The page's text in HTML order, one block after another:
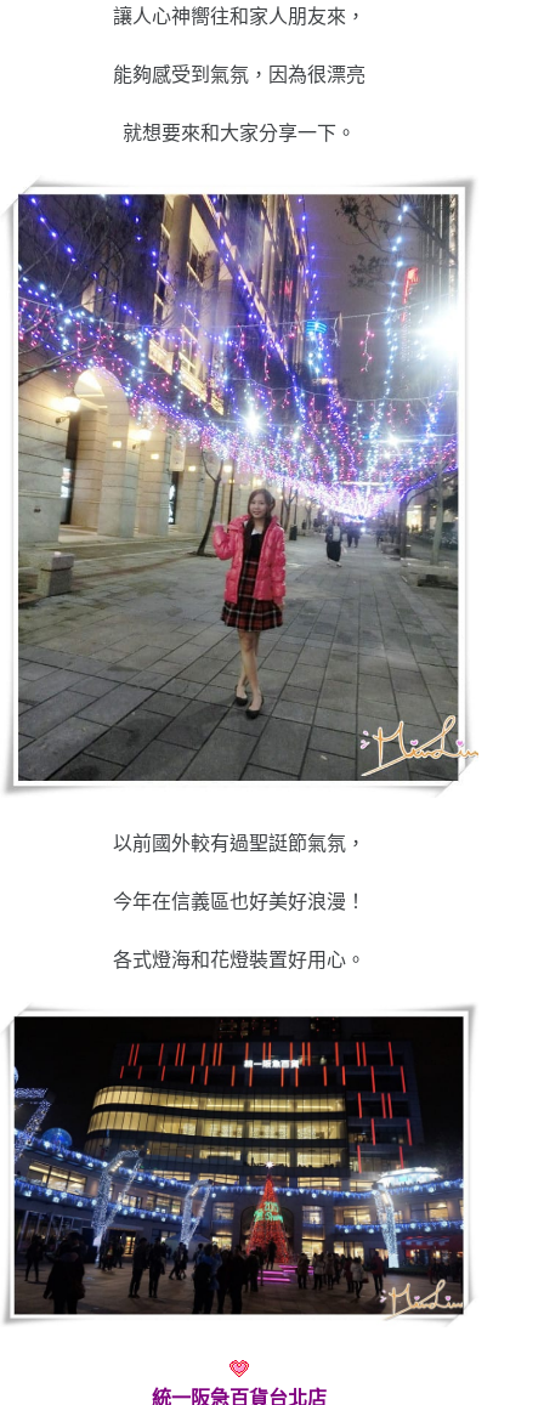
讓人心神嚮往和家人朋友來，
能夠感受到氣氛，因為很漂亮
就想要來和大家分享一下。
以前國外較有過聖誔節氣氛，
今年在信義區也好美好浪漫！
各式燈海和花燈裝置好用心。
統一阪急百貨台北店